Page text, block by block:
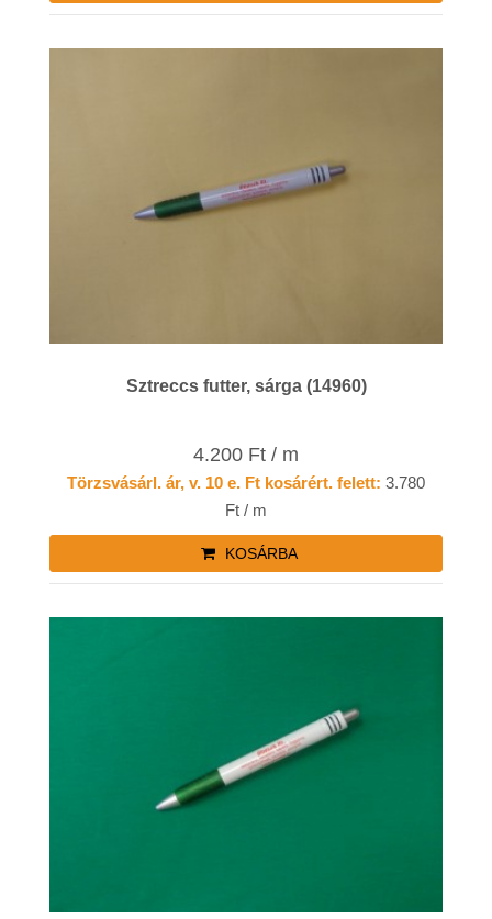
Sztreccs futter, sárga (14960)
4.200 Ft / m
Törzsvásárl. ár, v. 10 e. Ft kosárért. felett: 3.780
Ft / m
KOSÁRBA